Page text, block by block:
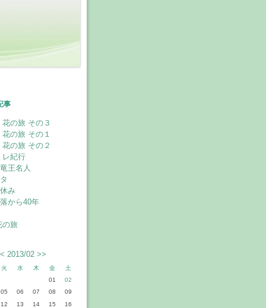
事
の旅 その３
の旅 その１
の旅 その２
レ紀行
王名人
み
から40年
の旅
2013/02 >>
火 水 木 金
土
01
02
05
06 07 08
09
12
13 14 15
16